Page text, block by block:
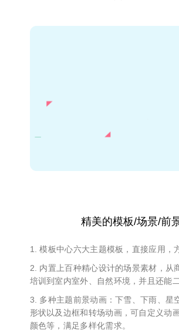
精美的模板/场景/前
1. 模板中心六大主题模板，直接应用，
2. 内置上百种精心设计的场景素材，从
培训到室内室外、自然环境，并且还能
3. 多种主题前景动画：下雪、下雨、星
形状以及边框和转场动画，可自定义动
颜色等，满足多样化需求。